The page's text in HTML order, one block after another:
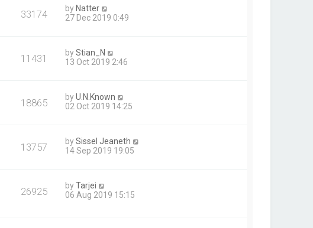
33174 by Natter
27 Dec 2019 0:49
11431 byStian_N
13 Oct 2019 2:46
18865 byU.N.Known
02 Oct 2019 14:25
13757 bySissel Jeaneth
14 Sep 2019 19:05
26925 byTarjei
06 Aug 2019 15:15